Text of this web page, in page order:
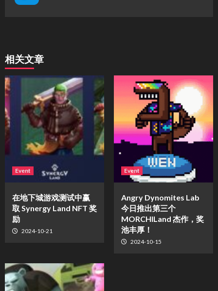
相关文章
Event
在地下城游戏测试中赢
取 Synergy Land NFT 奖
励
2024-10-21
Event
Angry Dynomites Lab
今日推出第三个
MORCHILand 杰作，奖
池丰厚！
2024-10-15